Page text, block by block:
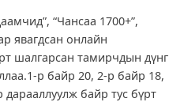
“Чансаа 1700+”,
явагдсан онлайн
шалгарсан тамирчдын дүнг
р байр 20, 2-р байр 18,
байр тус бүрт